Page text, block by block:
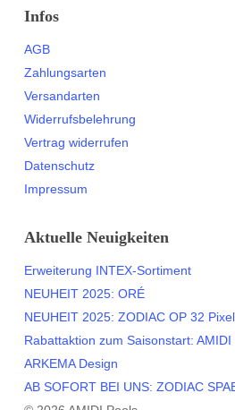
Infos
AGB
Zahlungsarten
Versandarten
Widerrufsbelehrung
Vertrag widerrufen
Datenschutz
Impressum
Aktuelle Neuigkeiten
Erweiterung INTEX-Sortiment
NEUHEIT 2025: ORÉ
NEUHEIT 2025: ZODIAC OP 32 Pixel
Rabattaktion zum Saisonstart:
ARKEMA Design
AB SOFORT BEI UNS: ZODIAC